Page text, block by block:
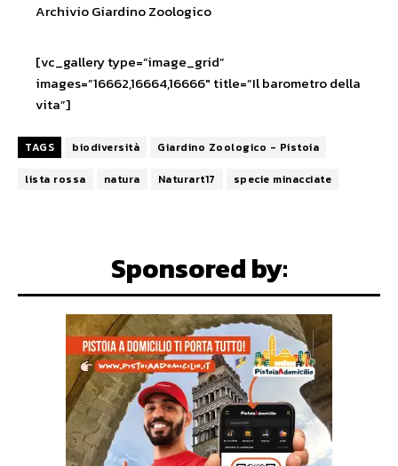
Archivio Giardino Zoologico
[vc_gallery type=”image_grid”
images=”16662,16664,16666″ title=”Il barometro della
vita”]
TAGS biodiversità
Giardino Zoologico - Pistoia
lista rossa
natura Naturart17 specie minacciate
Sponsored by: